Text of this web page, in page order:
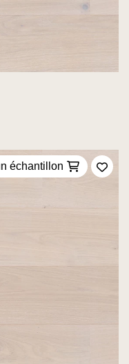
échantillon